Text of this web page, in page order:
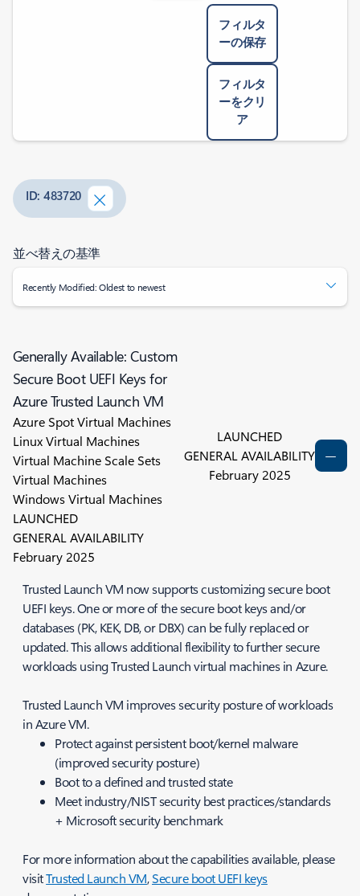
フィルタ
ーの保存
フィルタ
ーをクリ
ア
ID: 483720
並べ替えの基準
Recently Modified: Oldest to newest
Generally Available: Custom
Secure Boot UEFI Keys for
Azure Trusted Launch VM
Azure Spot Virtual Machines
Linux Virtual Machines
Virtual Machine Scale Sets
Virtual Machines
Windows Virtual Machines
LAUNCHED
GENERAL AVAILABILITY
February 2025
LAUNCHED
GENERAL AVAILABILITY
February 2025
Trusted Launch VM now supports customizing secure boot
UEFI keys. One or more of the secure boot keys and/or
databases (PK, KEK, DB, or DBX) can be fully replaced or
updated. This allows additional flexibility to further secure
workloads using Trusted Launch virtual machines in Azure.
Trusted Launch VM improves security posture of workloads
in Azure VM.
Protect against persistent boot/kernel malware
(improved security posture)
Boot to a defined and trusted state
Meet industry/NIST security best practices/standards
+ Microsoft security benchmark
For more information about the capabilities available, please
visitTrusted Launch VM,Secure boot UEFI keys